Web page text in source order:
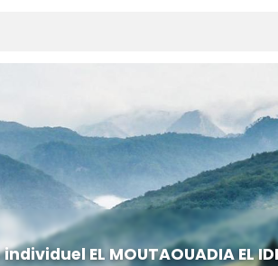
EL MOUTAOUADIA EL